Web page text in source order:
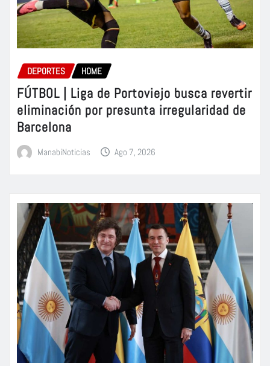
DEPORTES HOME
FÚTBOL | Liga de Portoviejo busca revertir
eliminación por presunta irregularidad de
Barcelona
ManabiNoticias Ago 7, 2026